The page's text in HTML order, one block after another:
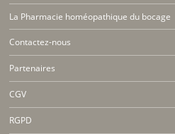
La Pharmacie homéopathique du bocage
Contactez-nous
Partenaires
CGV
RGPD